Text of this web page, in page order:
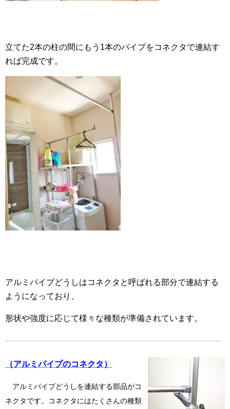
立てた2本の柱の間にもう1本のパイプをコネクタで連結す
れば完成です。
アルミパイプどうしはコネクタと呼ばれる部分で連結する
ようになっており、
形状や強度に応じて様々な種類が準備されています。
（アルミパイプのコネクタ）
アルミパイプどうしを連結する部品がコ
ネクタです。コネクタにはたくさんの種類